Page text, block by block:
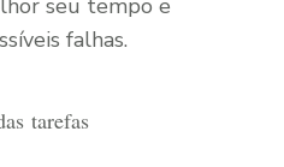
seu tempo e
falhas.
tarefas